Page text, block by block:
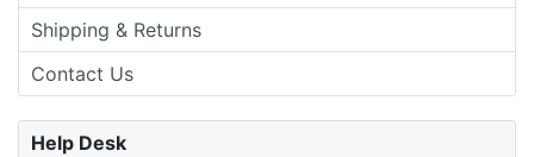
Shipping & Returns
Contact Us
Help Desk